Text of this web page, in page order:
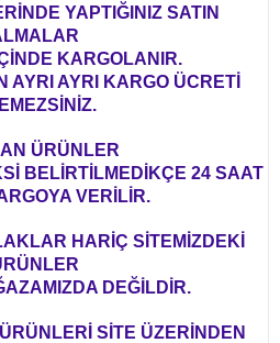
YAPTIĞINIZ SATIN
KARGOLANIR.
AYRI AYRI KARGO ÜCRETİ
ÜRÜNLER
BELİRTİLMEDİKÇE 24 SAAT
VERİLİR.
HARİÇ SİTEMİZDEKİ
DEĞİLDİR.
SİTE ÜZERİNDEN